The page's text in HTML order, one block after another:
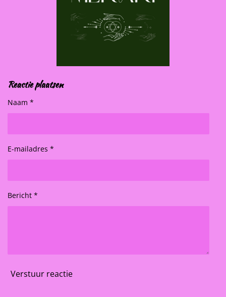
Reactie plaatsen
Naam *
E-mailadres *
Bericht *
Verstuur reactie